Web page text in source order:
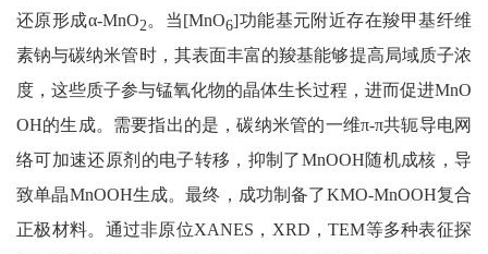
还原形成α-MnO2。当[MnO6]功能基元附近存在羧甲基纤维
素钠与碳纳米管时，其表面丰富的羧基能够提高局域质子浓
度，这些质子参与锰氧化物的晶体生长过程，进而促进MnO
OH的生成。需要指出的是，碳纳米管的一维π-π共轭导电网
络可加速还原剂的电子转移，抑制了MnOOH随机成核，导
致单晶MnOOH生成。最终，成功制备了KMO-MnOOH复合
正极材料。通过非原位XANES，XRD，TEM等多种表征探